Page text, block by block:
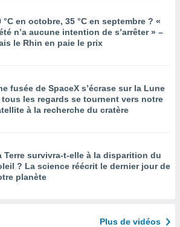
°C en octobre, 35 °C en septembre ? «
n’a aucune intention de s’arrêter » –
le Rhin en paie le prix
fusée de SpaceX s’écrase sur la Lune
tous les regards se tournent vers notre
à la recherche du cratère
Terre survivra-t-elle à la disparition du
? La science réécrit le dernier jour de
planète
Plus de vidéos